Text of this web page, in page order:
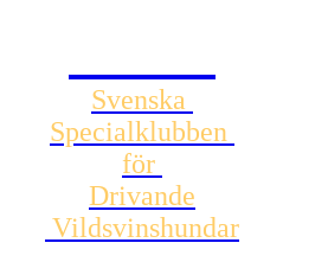
Svenska
Specialklubben
för
Drivande
Vildsvinshundar